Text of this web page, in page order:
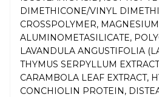
DIMETHICONE/VINYL
CROSSPOLYMER, MAGNESIUM
ALUMINOMETASILICATE,
LAVANDULA ANGUSTIFOLIA
THYMUS SERPYLLUM
CARAMBOLA LEAF EXTRACT,
CONCHIOLIN PROTEIN,